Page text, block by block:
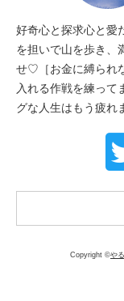
好奇心と探求心と愛
を担いで山を歩き、
せ♡［お金に縛られ
入れる作戦を練って
グな人生はもう疲れ
Copyright ©や